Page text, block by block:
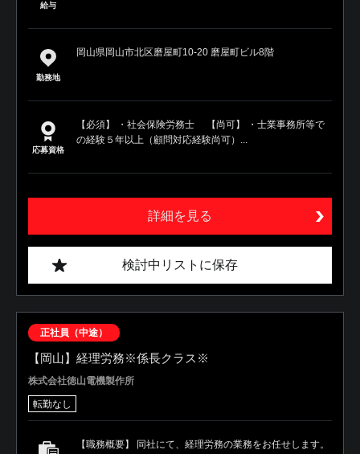
給与
勤務地
岡山県岡山市北区磨屋町10-20 磨屋町ビル8階
応募資格
【必須】 ・社会保険労務士 【尚可】 ・士業事務所等で
の経験５年以上（顧問対応経験尚可）...
詳細を見る
検討中リストに保存
正社員（中途）
【岡山】経理労務※係長クラス※
株式会社徳山電機製作所
転勤なし
【職務概要】 同社にて、経理労務の業務をお任せします。